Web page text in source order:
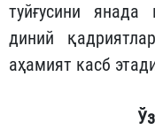
туйғусини
диний
аҳамият касб